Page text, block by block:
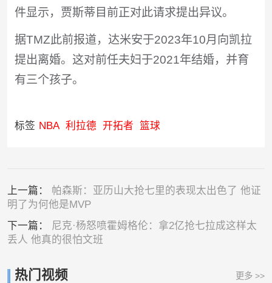
件显示，贾斯蒂目前正对此请求提出异议。
据TMZ此前报道，达米安于2023年10月向凯拉
提出离婚。这对前任夫妇于2021年结婚，并育
有三个孩子。
标签 NBA 利拉德 开拓者 篮球
上一篇： 帕森斯：亚历山大抢七里的表现太出色了 他证
明了为何他是MVP
下一篇： 尼克·杨怒喷霍姆格伦：拿2亿抢七拉成这样太
丢人 他真的很怕文班
热门视频 更多 >>